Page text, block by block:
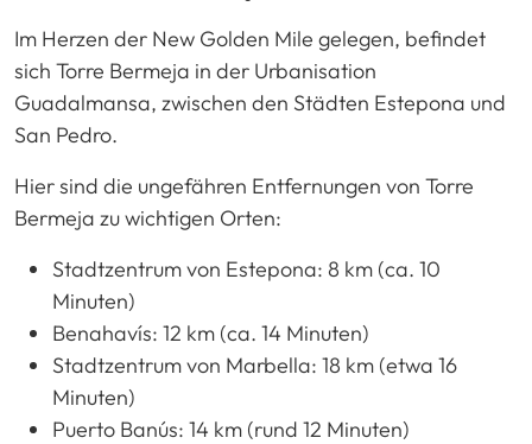
Im Herzen der New Golden Mile gelegen, befindet
sich Torre Bermeja in der Urbanisation
Guadalmansa, zwischen den Städten Estepona und
San Pedro.
Hier sind die ungefähren Entfernungen von Torre
Bermeja zu wichtigen Orten:
Stadtzentrum von Estepona: 8 km (ca. 10
Minuten)
Benahavís: 12 km (ca. 14 Minuten)
Stadtzentrum von Marbella: 18 km (etwa 16
Minuten)
Puerto Banús: 14 km (rund 12 Minuten)